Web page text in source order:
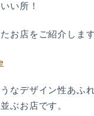
い所！
お店をご紹介しま
なデザイン性あふ
ぶお店です。